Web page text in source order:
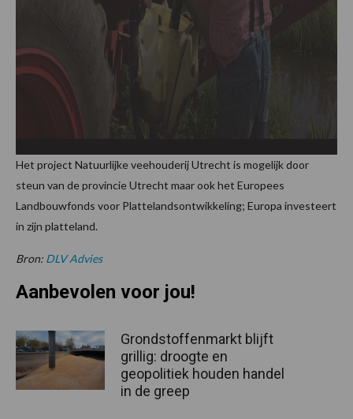
Het project Natuurlijke veehouderij Utrecht is mogelijk door
steun van de provincie Utrecht maar ook het Europees
Landbouwfonds voor Plattelandsontwikkeling; Europa investeert
in zijn platteland.
Bron: DLV Advies
Aanbevolen voor jou!
Grondstoffenmarkt blijft
grillig: droogte en
geopolitiek houden handel
in de greep